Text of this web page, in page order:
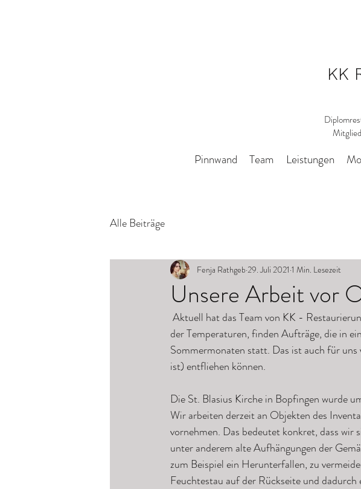
KK
Pinnwand Team Leistungen
Alle Beiträge
Unsere Arbeit vor
Fenja Rathgeb 29. Juli 2021 1 Min. Lesezeit
der Temperaturen, finden Aufträge, die in
Sommermonaten statt. Das ist auch für
ist) entfliehen können.
Die St. Blasius Kirche in Bopfingen wurde
Wir arbeiten derzeit an Objekten des
vornehmen. Das bedeutet konkret, dass wir
unter anderem alte Aufhängungen der
zum Beispiel ein Herunterfallen, zu
Feuchtestau auf der Rückseite und